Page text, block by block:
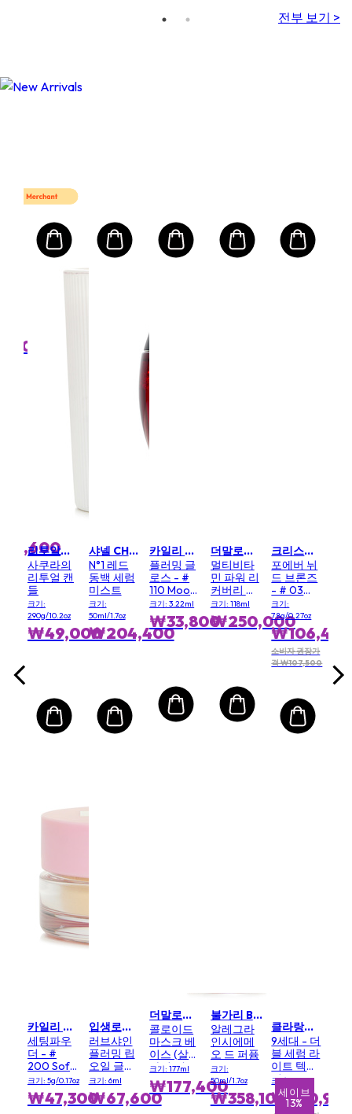
전부 보기 >
FIRSTMART10
FIRSTMART10
리투알스 RITUALS
사쿠라의
리투얼 캔
들
크기:
290g/10.2oz
₩49,000
카일리 바이 카일리 제너 KYLIE BY KYLIE JENNER
세팅파우
더 - #
200 Soft
Pink
크기: 5g/0.17oz
₩47,300
샤넬 CHANEL
N°1 레드
동백 세럼
미스트
크기:
50ml/1.7oz
₩204,400
입생로랑 YVES SAINT LAURENT
러브샤인
플러밍 립
오일 글로
스 - # 3
Mellow
Mallow
크기: 6ml
₩67,600
카일리 바이 카일리 제너 KYLIE BY KYLIE JENNER
플러밍 글
로스 - #
110 Moody
Queen
크기: 3.22ml
₩33,800
더말로지카 DERMALOGICA
콜로이드
마스크 베
이스 (살롱
사이즈)
크기: 177ml
₩177,400
더말로지카 DERMALOGICA
멀티비타
민 파워 리
커버리 크
림 (살롱 사
이즈)
크기: 118ml
₩250,000
불가리 BVLGARI
알레그라
인시에메
오 드 퍼퓸
크기:
50ml/1.7oz
₩358,100세이브
1%
크리스찬디올 CHRISTIAN DIOR
포에버 뉘
드 브론즈
- # 03
Soft Matte
크기:
7.8g/0.27oz
소비자 권장가
격 ₩107,500
세이브
13%
클라랑스 CLARINS
9세대 - 더
블 세럼 라
이트 텍스
처
크기: 100ml